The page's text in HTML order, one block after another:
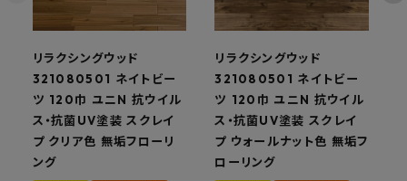
リラクシングウッド
321080501 ネイトビー
ツ 120巾 ユニN 抗ウイル
ス・抗菌UV塗装 スクレイ
プ クリア色 無垢フローリ
ング
リラクシングウッド
321080501 ネイトビー
ツ 120巾 ユニN 抗ウイル
ス・抗菌UV塗装 スクレイ
プ ウォールナット色 無垢フ
ローリング